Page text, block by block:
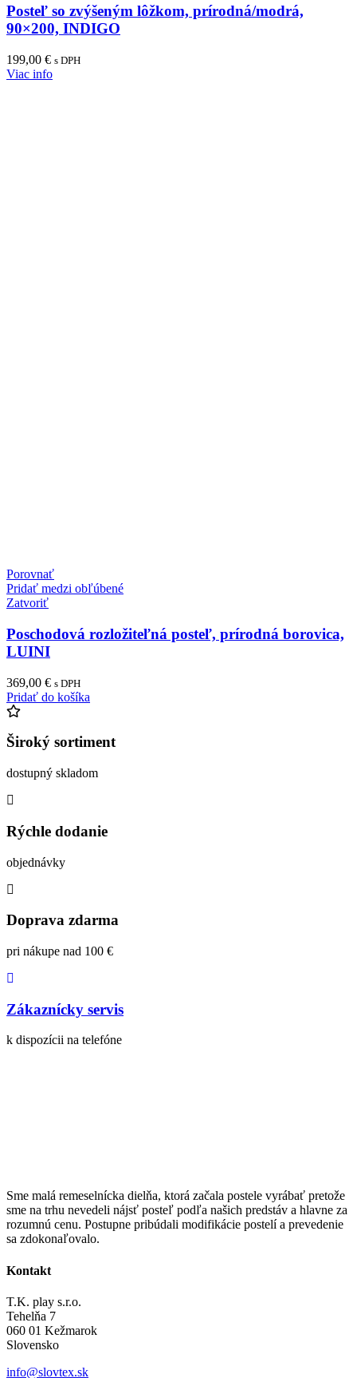
Posteľ so zvýšeným lôžkom, prírodná/modrá,
90×200, INDIGO
199,00 € s DPH
Viac info
Porovnať
Pridať medzi obľúbené
Zatvoriť
Poschodová rozložiteľná posteľ, prírodná borovica,
LUINI
369,00 € s DPH
Pridať do košíka
Široký sortiment
dostupný skladom
Rýchle dodanie
objednávky
Doprava zdarma
pri nákupe nad 100 €
Zákaznícky servis
k dispozícii na telefóne
Sme malá remeselnícka dielňa, ktorá začala postele vyrábať pretože
sme na trhu nevedeli nájsť posteľ podľa našich predstáv a hlavne za
rozumnú cenu. Postupne pribúdali modifikácie postelí a prevedenie
sa zdokonaľovalo.
Kontakt
T.K. play s.r.o.
Tehelňa 7
060 01 Kežmarok
Slovensko
info@slovtex.sk